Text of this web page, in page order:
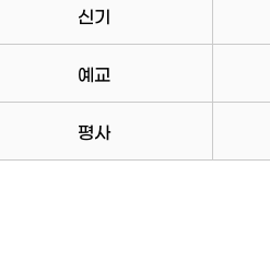
신기
예교
평사